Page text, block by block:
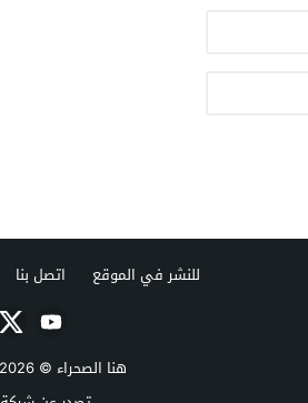
للنشر في الموقع اتصل بنا
هنا الصحراء © 2026 جميع الحقوق محفوظة.